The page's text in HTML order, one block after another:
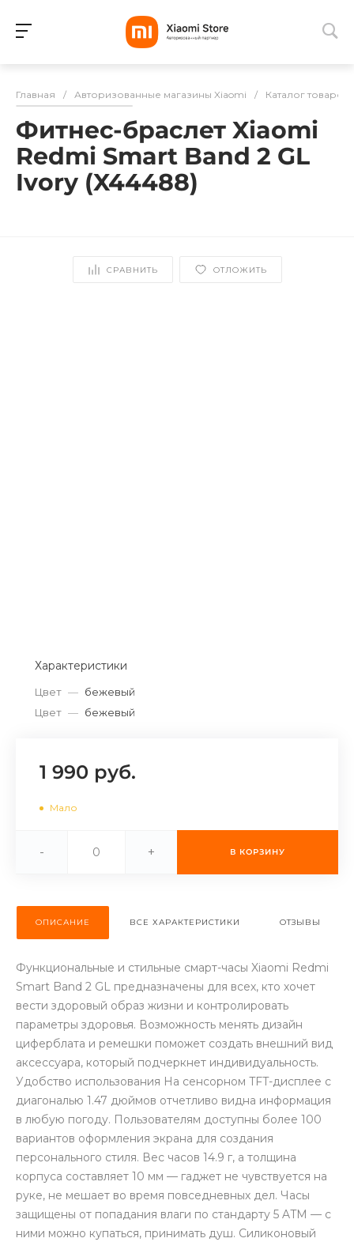
Разбейте
оплату на части
без переплат
Подробнее
раз в 2
раз в 2 недели
Главная / Авторизованные магазины Xiaomi / Каталог товаров
Фитнес-браслет Xiaomi
Redmi Smart Band 2 GL
Ivory (X44488)
СРАВНИТЬ ОТЛОЖИТЬ
Характеристики
Цвет — бежевый
Цвет — бежевый
1 990 руб.
Мало
- + В КОРЗИНУ
ОПИСАНИЕ ВСЕ ХАРАКТЕРИСТИКИ ОТЗЫВЫ
Функциональные и стильные смарт-часы Xiaomi Redmi
Smart Band 2 GL предназначены для всех, кто хочет
вести здоровый образ жизни и контролировать
параметры здоровья. Возможность менять дизайн
циферблата и ремешки поможет создать внешний вид
аксессуара, который подчеркнет индивидуальность.
Удобство использования На сенсорном TFT-дисплее с
диагональю 1.47 дюймов отчетливо видна информация
в любую погоду. Пользователям доступны более 100
вариантов оформления экрана для создания
персонального стиля. Вес часов 14.9 г, а толщина
корпуса составляет 10 мм — гаджет не чувствуется на
руке, не мешает во время повседневных дел. Часы
защищены от попадания влаги по стандарту 5 ATM — с
ними можно купаться, принимать душ. Силиконовый